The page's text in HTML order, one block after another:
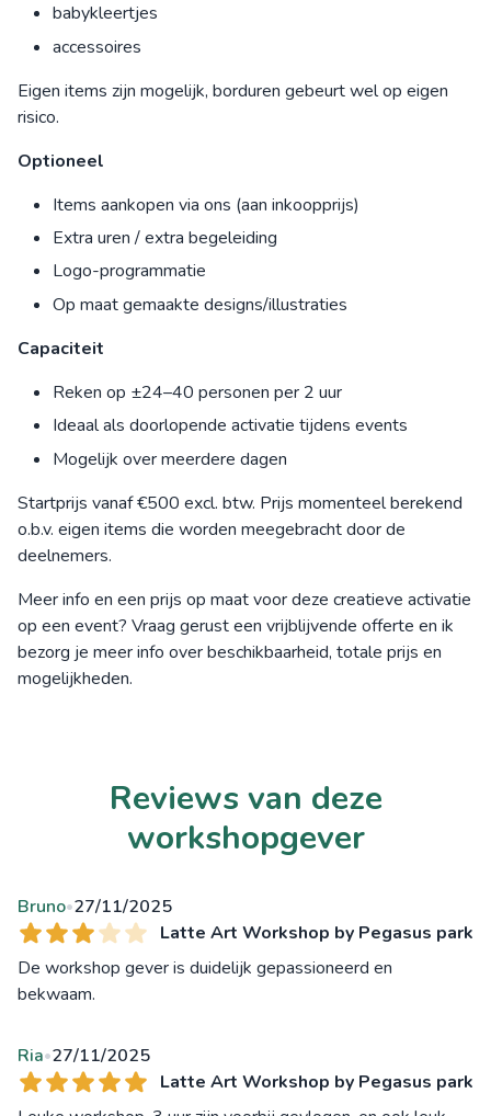
babykleertjes
accessoires
Eigen items zijn mogelijk, borduren gebeurt wel op eigen
risico.
Optioneel
Items aankopen via ons (aan inkoopprijs)
Extra uren / extra begeleiding
Logo-programmatie
Op maat gemaakte designs/illustraties
Capaciteit
Reken op ±24–40 personen per 2 uur
Ideaal als doorlopende activatie tijdens events
Mogelijk over meerdere dagen
Startprijs vanaf €500 excl. btw. Prijs momenteel berekend
o.b.v. eigen items die worden meegebracht door de
deelnemers.
Meer info en een prijs op maat voor deze creatieve activatie
op een event? Vraag gerust een vrijblijvende offerte en ik
bezorg je meer info over beschikbaarheid, totale prijs en
mogelijkheden.
Reviews van deze
workshopgever
Bruno•27/11/2025
Latte Art Workshop by Pegasus park
De workshop gever is duidelijk gepassioneerd en
bekwaam.
Ria•27/11/2025
Latte Art Workshop by Pegasus park